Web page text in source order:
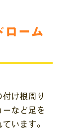
ローム
け根周り
ーなど足を
います。